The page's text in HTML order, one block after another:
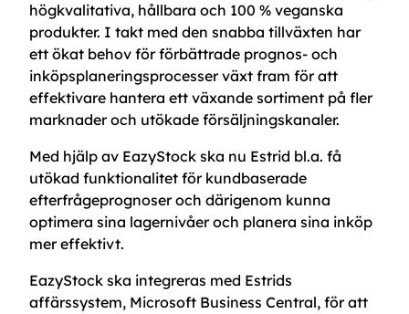
högkvalitativa, hållbara och 100 % veganska
produkter. I takt med den snabba tillväxten har
ett ökat behov för förbättrade prognos- och
inköpsplaneringsprocesser växt fram för att
effektivare hantera ett växande sortiment på fler
marknader och utökade försäljningskanaler.
Med hjälp av EazyStock ska nu Estrid bl.a. få
utökad funktionalitet för kundbaserade
efterfrågeprognoser och därigenom kunna
optimera sina lagernivåer och planera sina inköp
mer effektivt.
EazyStock ska integreras med Estrids
affärssystem, Microsoft Business Central, för att